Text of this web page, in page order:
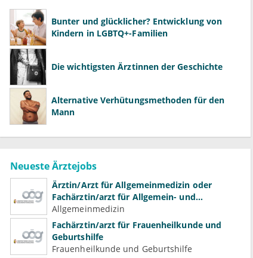
Bunter und glücklicher? Entwicklung von
Kindern in LGBTQ+-Familien
Die wichtigsten Ärztinnen der Geschichte
Alternative Verhütungsmethoden für den
Mann
Neueste Ärztejobs
Ärztin/Arzt für Allgemeinmedizin oder
Fachärztin/arzt für Allgemein- und
Familienmedizin für Psychiatrie und
Psychotherapeutische Medizin
Allgemeinmedizin
Fachärztin/arzt für Frauenheilkunde und
Geburtshilfe
Frauenheilkunde und Geburtshilfe